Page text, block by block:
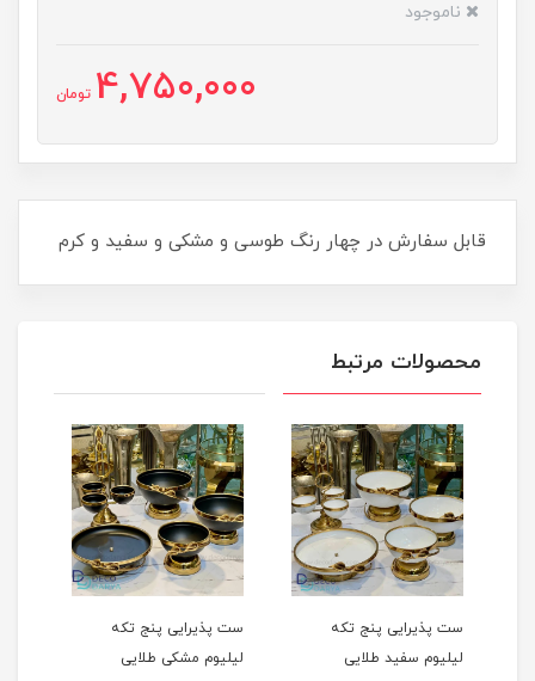
ناموجود
4,750,000 تومان
قابل سفارش در چهار رنگ طوسی و مشکی و سفید و کرم
محصولات مرتبط
ست پذیرایی پنج تکه
لیلیوم سفید طلایی
ست پذیرایی پنج تکه
لیلیوم مشکی طلایی